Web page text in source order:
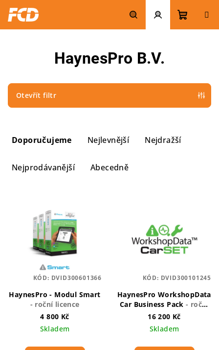
obsah
Hledat Přihlášení
HaynesPro B.V.
Otevřít filtr
Doporučujeme Nejlevnější Nejdražší
Nejprodávanější Abecedně
oHaynesPro - Modul Smart
- roční licence
4 800 Kč
Skladem
KÓD: DVID300601366
HaynesPro WorkshopData
Car Business Pack- roční
licence
16 200 Kč
Skladem
KÓD: DVID300101245